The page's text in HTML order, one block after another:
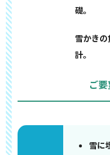
礎。
雪かき
計。
ご
雪に